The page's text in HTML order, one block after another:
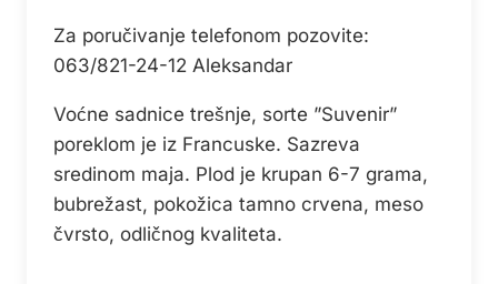
Za poručivanje telefonom pozovite:
063/821-24-12 Aleksandar
Voćne sadnice trešnje, sorte ”Suvenir”
poreklom je iz Francuske. Sazreva
sredinom maja. Plod je krupan 6-7 grama,
bubrežast, pokožica tamno crvena, meso
čvrsto, odličnog kvaliteta.